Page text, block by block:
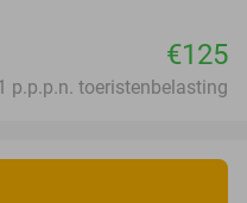
€125
p.p.p.n. toeristenbelasting